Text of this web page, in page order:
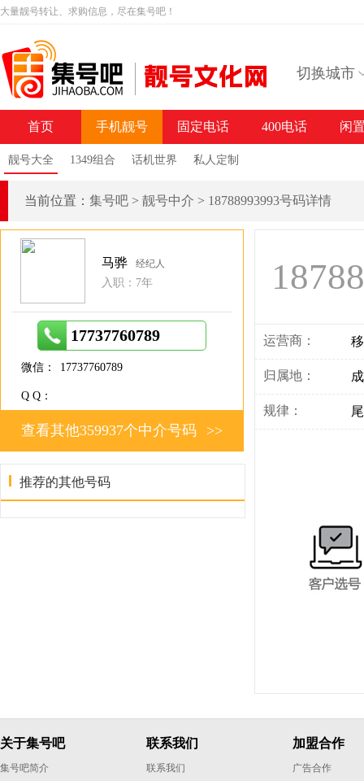
大量靓号转让、求购信息，尽在集号吧！
切换城市
首页 手机靓号
靓号大全 1349组合 话机世界 私人定制
固定电话 400电话 闲
当前位置： 集号吧 > 靓号中介 > 18788993993号码详情
运营商：
归属地：
规律：
马骅 经纪人
入职：7年
17737760789
微信： 17737760789
Q Q：
>>
查看其他359937个中介号码
推荐的其他号码
关于集号吧
集号吧简介
联系我们
联系我们
加盟合作
广告合作